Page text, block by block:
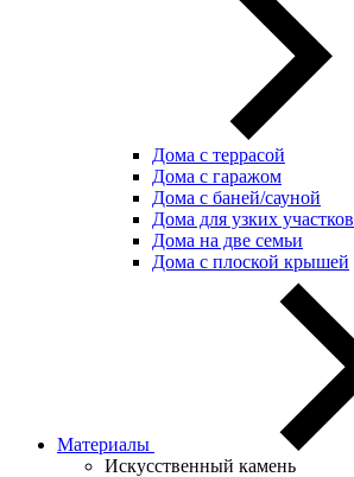
Дома с террасой
Дома с гаражом
Дома с баней/сауной
Дома для узких участков
Дома на две семьи
Дома с плоской крышей
Материалы
Искусственный камень